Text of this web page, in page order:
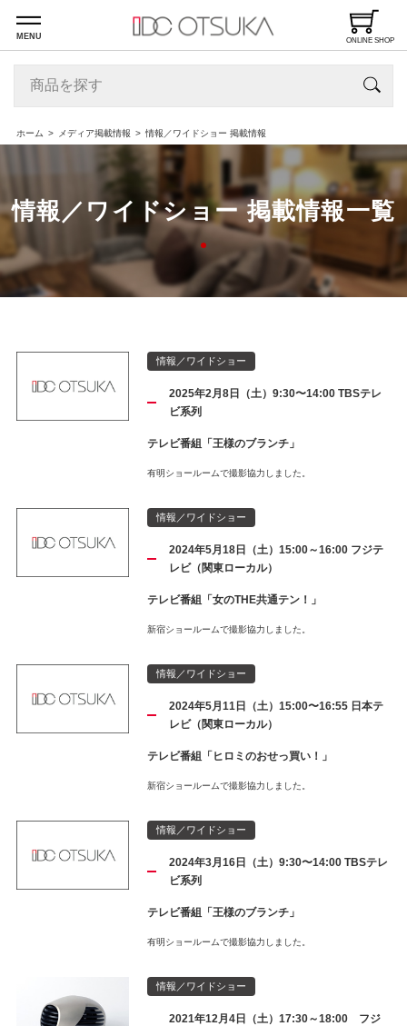
MENU ONLINE SHOP
ホーム メディア掲載情報 情報／ワイドショー 掲載情報
情報／ワイドショー 掲載情報一覧
情報／ワイドショー
2025年2月8日（土）9:30〜14:00 TBSテレ
ビ系列
テレビ番組「王様のブランチ」
有明ショールームで撮影協力しました。
情報／ワイドショー
2024年5月18日（土）15:00～16:00 フジテ
レビ（関東ローカル）
テレビ番組「女のTHE共通テン！」
新宿ショールームで撮影協力しました。
情報／ワイドショー
2024年5月11日（土）15:00〜16:55 日本テ
レビ（関東ローカル）
テレビ番組「ヒロミのおせっ買い！」
新宿ショールームで撮影協力しました。
情報／ワイドショー
2024年3月16日（土）9:30〜14:00 TBSテレ
ビ系列
テレビ番組「王様のブランチ」
有明ショールームで撮影協力しました。
情報／ワイドショー
2021年12月4日（土）17:30～18:00 フジ